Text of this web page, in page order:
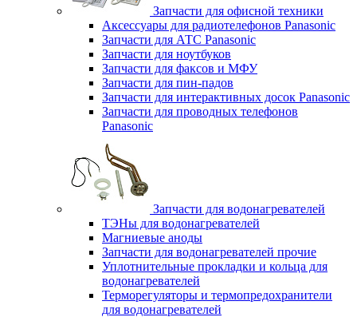
Запчасти для офисной техники
Аксессуары для радиотелефонов Panasonic
Запчасти для АТС Panasonic
Запчасти для ноутбуков
Запчасти для факсов и МФУ
Запчасти для пин-падов
Запчасти для интерактивных досок Panasonic
Запчасти для проводных телефонов
Panasonic
Запчасти для водонагревателей
ТЭНы для водонагревателей
Магниевые аноды
Запчасти для водонагревателей прочие
Уплотнительные прокладки и кольца для
водонагревателей
Терморегуляторы и термопредохранители
для водонагревателей